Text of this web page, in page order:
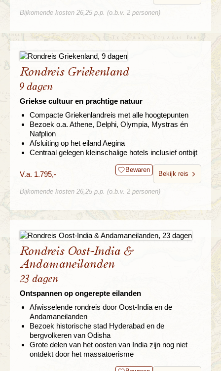
Bijkomende kosten 26,25 p.p. (o.b.v. 2 personen)
Rondreis Griekenland
9 dagen
Griekse cultuur en prachtige natuur
Compacte Griekenlandreis met alle hoogtepunten
Bezoek o.a. Athene, Delphi, Olympia, Mystras én
Nafplion
Afsluiting op het eiland Aegina
Centraal gelegen kleinschalige hotels inclusief ontbijt
V.a. 1.795,- Bewaren
Bekijk reis
Bijkomende kosten 26,25 p.p. (o.b.v. 2 personen)
Rondreis Oost-India &
Andamaneilanden
23 dagen
Ontspannen op ongerepte eilanden
Afwisselende rondreis door Oost-India en de
Andamaneilanden
Bezoek historische stad Hyderabad en de
bergvolkeren van Odisha
Grote delen van het oosten van India zijn nog niet
ontdekt door het massatoerisme